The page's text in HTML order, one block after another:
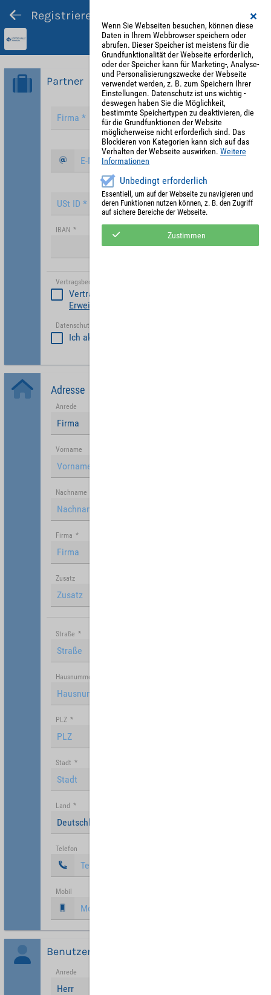
Registrieren und Angebot abgeben
Partner
IBAN *
Vertragsbedinungen akzeptieren
Vertragsbedinungen akzeptieren
Erweiterte Vertragsbedingungen Partner
Datenschutzerklärung akzeptiert
Ich akzeptiere die
Adresse
Anrede
Firma
Vorname
Nachname
Firma *
Zusatz
Straße *
Hausnummer
PLZ *
Stadt *
Land *
Deutschland
Telefon
Mobil
Benutzer
Anrede
Herr
Wenn Sie Webseiten besuchen, können diese
Daten in Ihrem Webbrowser speichern oder
abrufen. Dieser Speicher ist meistens für die
Grundfunktionalität der Webseite erforderlich,
oder der Speicher kann für Marketing-, Analyse-
und Personalisierungszwecke der Webseite
verwendet werden, z. B. zum Speichern Ihrer
Einstellungen. Datenschutz ist uns wichtig -
deswegen haben Sie die Möglichkeit,
bestimmte Speichertypen zu deaktivieren, die
für die Grundfunktionen der Website
möglicherweise nicht erforderlich sind. Das
Blockieren von Kategorien kann sich auf das
Verhalten der Webseite auswirken. Weitere
Informationen
Unbedingt erforderlich
Essentiell, um auf der Webseite zu navigieren und
deren Funktionen nutzen können, z. B. den Zugriff
auf sichere Bereiche der Webseite.
Zustimmen